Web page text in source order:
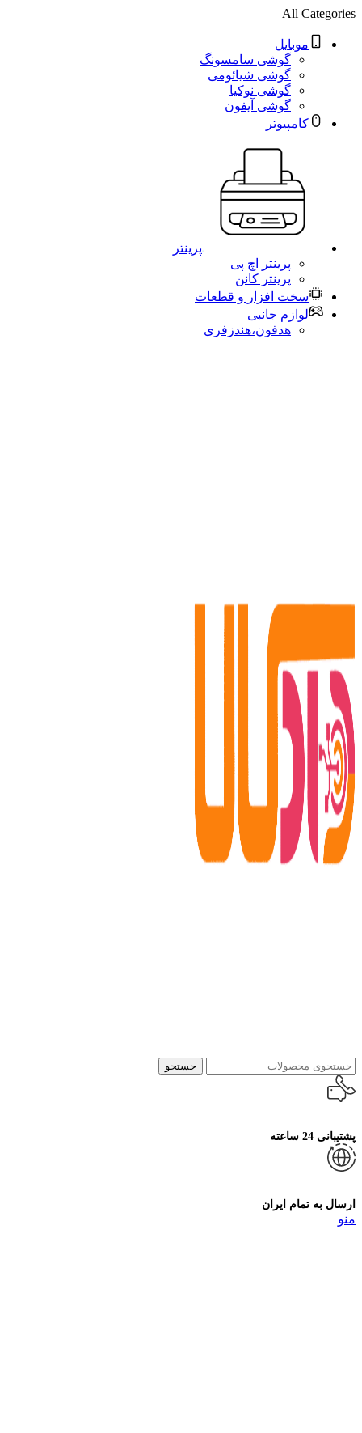
All Categories
موبایل
گوشی سامسونگ
گوشی شیائومی
گوشی نوکیا
گوشی آیفون
کامپیوتر
پرینتر
پرینتر اچ پی
پرینتر کانن
سخت افزار و قطعات
لوازم جانبی
هدفون،هندزفری
جستجو
پشتیبانی 24 ساعته
ارسال به تمام ایران
منو